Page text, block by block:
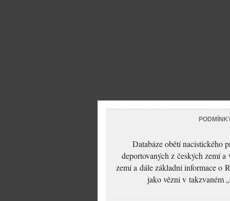
Databáze obětí nacistického
deportovaných z českých zemí
zemí a dále základní informace o
jako vězni v takzvaném